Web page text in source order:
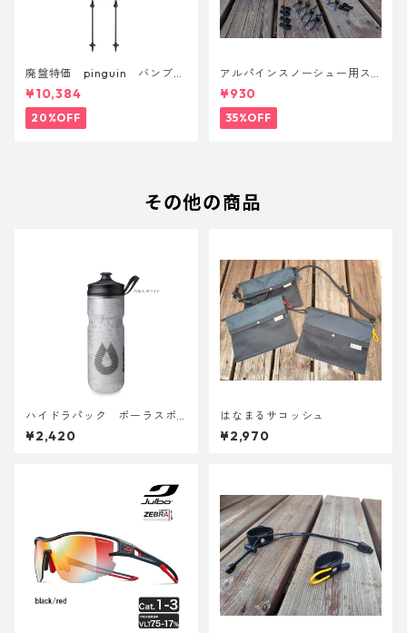
廃盤特価 pinguin バンブー
FLフォーム(ペア)
¥10,384
20%OFF
アルパインスノーシュー用ス
トラップキャッチ(ペア)
¥930
35%OFF
その他の商品
ハイドラパック ポーラスポ
ーツ 600ml
¥2,420
はなまるサコッシュ
¥2,970